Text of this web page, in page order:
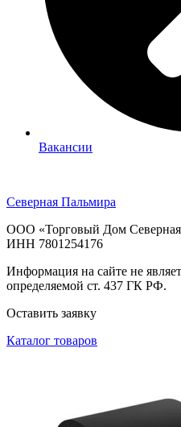
Вакансии
Северная Пальмира
ООО «Торговый Дом
ИНН 7801254176
Информация на сайте не
определяемой ст. 437 ГК РФ.
Оставить заявку
Каталог товаров